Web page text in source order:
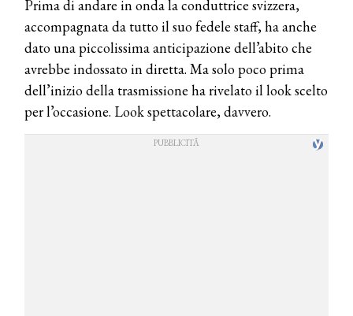
Prima di andare in onda la conduttrice svizzera,
accompagnata da tutto il suo fedele staff, ha anche
dato una piccolissima anticipazione dell’abito che
avrebbe indossato in diretta. Ma solo poco prima
dell’inizio della trasmissione ha rivelato il look scelto
per l’occasione. Look spettacolare, davvero.